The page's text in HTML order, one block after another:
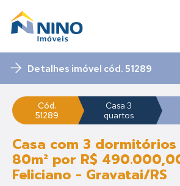
Detalhes imóvel cód. 51289
Cód.
51289
Casa 3
quartos
Casa com 3
80m² por R$
Feliciano - Gravatai/RS